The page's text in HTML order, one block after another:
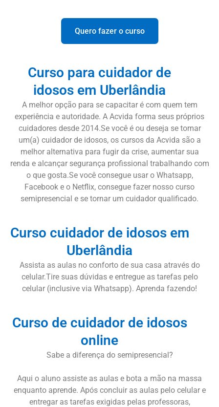
Quero fazer o curso
Curso para cuidador de
idosos em Uberlândia
A melhor opção para se capacitar é com quem tem
experiência e autoridade. A Acvida forma seus próprios
cuidadores desde 2014.Se você é ou deseja se tornar
um(a) cuidador de idosos, os cursos da Acvida são a
melhor alternativa para fugir da crise, aumentar sua
renda e alcançar segurança profissional trabalhando com
o que gosta.Se você consegue usar o Whatsapp,
Facebook e o Netflix, consegue fazer nosso curso
semipresencial e se tornar um cuidador qualificado.
Curso cuidador de idosos em
Uberlândia
Assista as aulas no conforto de sua casa através do
celular.Tire suas dúvidas e entregue as tarefas pelo
celular (inclusive via Whatsapp). Aprenda fazendo!
Curso de cuidador de idosos
online
Sabe a diferença do semipresencial?
Aqui o aluno assiste as aulas e bota a mão na massa
enquanto aprende. Após concluir as aulas pelo celular e
entregar as tarefas exigidas pelas professoras,